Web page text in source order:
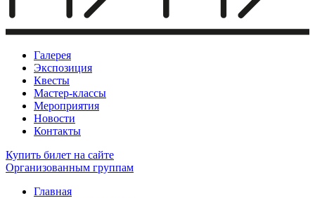
Галерея
Экспозиция
Квесты
Мастер-классы
Мероприятия
Новости
Контакты
Купить билет на сайте
Организованным группам
Главная